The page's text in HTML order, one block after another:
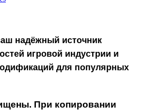
надёжный источник
игровой индустрии и
для популярных
При копировании